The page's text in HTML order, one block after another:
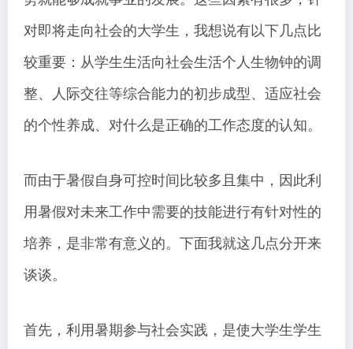
对即将走向社会的大学生，我想说有以下几点比
较重要：从学生生活向社会生活个人生物钟的调
整、人际交往等综合能力的初步成型、适应社会
的个性养成、对什么是正确的工作态度的认知。
而由于暑假自身可控时间比较多且集中，因此利
用暑假对未来工作中需要的技能进行有针对性的
培养，是非常有意义的。下面我就这几点分开来
谈谈。
首先，利用暑期参与社会实践，是使大学生学生